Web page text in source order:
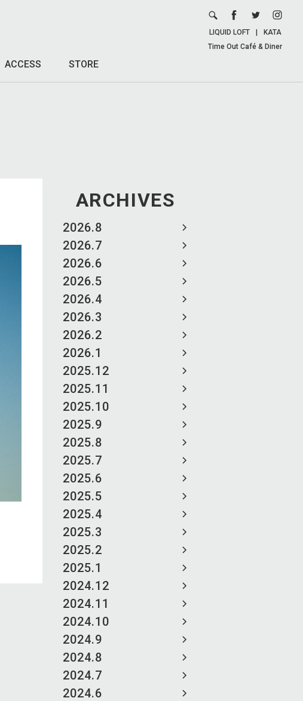
ACCESS STORE
LIQUID LOFT
KATA
Time Out Café & Diner
ARCHIVES
2026.8
2026.7
2026.6
2026.5
2026.4
2026.3
2026.2
2026.1
2025.12
2025.11
2025.10
2025.9
2025.8
2025.7
2025.6
2025.5
2025.4
2025.3
2025.2
2025.1
2024.12
2024.11
2024.10
2024.9
2024.8
2024.7
2024.6